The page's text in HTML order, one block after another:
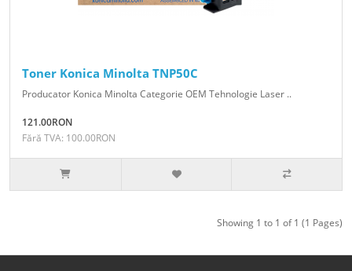
Toner Konica Minolta TNP50C
Producator Konica Minolta Categorie OEM Tehnologie Laser ..
121.00RON
Fără TVA: 100.00RON
Showing 1 to 1 of 1 (1 Pages)